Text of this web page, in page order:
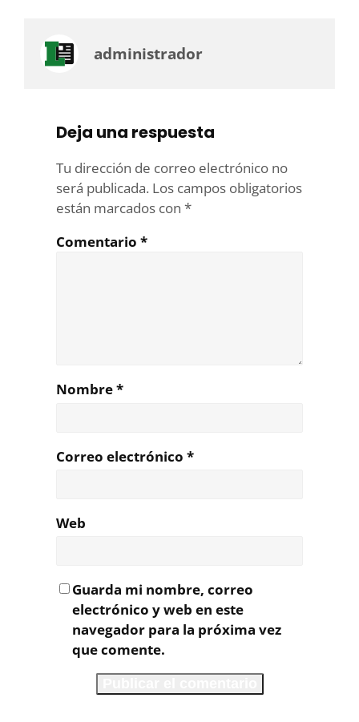
administrador
Deja una respuesta
Tu dirección de correo electrónico no
será publicada. Los campos obligatorios
están marcados con *
Comentario *
Nombre*
Correo electrónico *
Web
Guarda mi nombre, correo
electrónico y web en este
navegador para la próxima vez
que comente.